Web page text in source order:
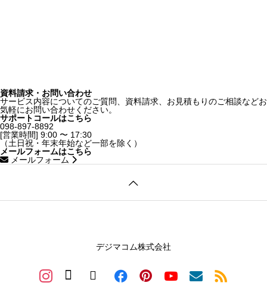
資料請求・お問い合わせ
サービス内容についてのご質問、資料請求、お見積もりのご相談などお
気軽にお問い合わせください。
サポートコールはこちら
098-897-8892
[営業時間] 9:00 〜 17:30
（土日祝・年末年始など一部を除く）
メールフォームはこちら
メールフォーム
デジマコム株式会社